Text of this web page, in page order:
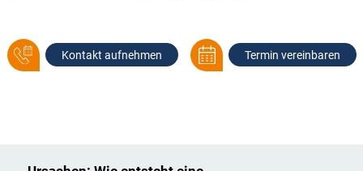
Kontakt aufnehmen Termin vereinbaren